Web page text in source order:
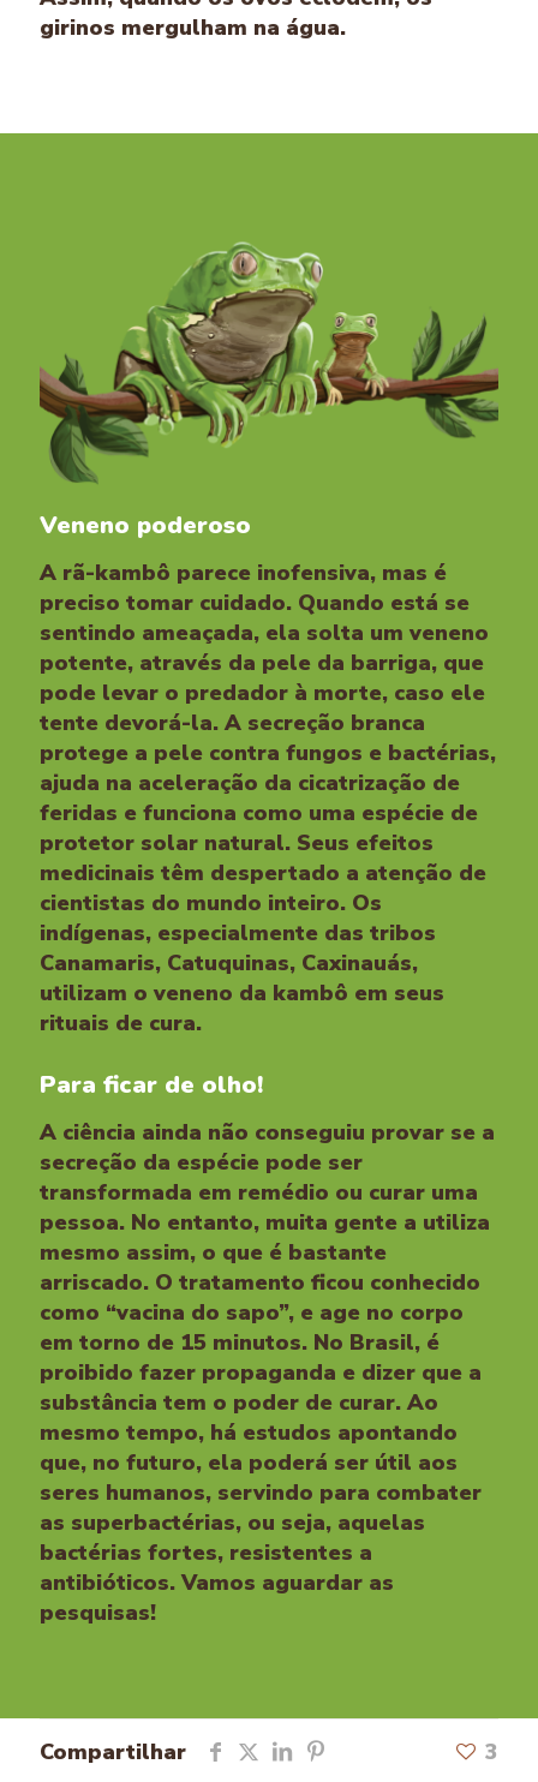
girinos mergulham na água.
Veneno poderoso
A rã-kambô parece inofensiva, mas é
preciso tomar cuidado. Quando está se
sentindo ameaçada, ela solta um veneno
potente, através da pele da barriga, que
pode levar o predador à morte, caso ele
tente devorá-la. A secreção branca
protege a pele contra fungos e bactérias,
ajuda na aceleração da cicatrização de
feridas e funciona como uma espécie de
protetor solar natural. Seus efeitos
medicinais têm despertado a atenção de
cientistas do mundo inteiro. Os
indígenas, especialmente das tribos
Canamaris, Catuquinas, Caxinauás,
utilizam o veneno da kambô em seus
rituais de cura.
Para ficar de olho!
A ciência ainda não conseguiu provar se a
secreção da espécie pode ser
transformada em remédio ou curar uma
pessoa. No entanto, muita gente a utiliza
mesmo assim, o que é bastante
arriscado. O tratamento ficou conhecido
como “vacina do sapo”, e age no corpo
em torno de 15 minutos. No Brasil, é
proibido fazer propaganda e dizer que a
substância tem o poder de curar. Ao
mesmo tempo, há estudos apontando
que, no futuro, ela poderá ser útil aos
seres humanos, servindo para combater
as superbactérias, ou seja, aquelas
bactérias fortes, resistentes a
antibióticos. Vamos aguardar as
pesquisas!
Compartilhar 3